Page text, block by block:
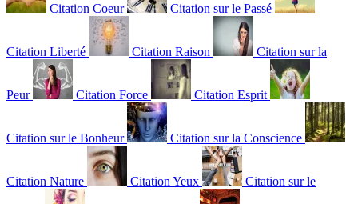
Citation Coeur Citation sur le Passé
Citation Liberté Citation Raison Citation sur la
Peur Citation Force Citation Esprit
Citation sur le Bonheur Citation sur la Conscience
Citation Nature Citation Yeux Citation sur le